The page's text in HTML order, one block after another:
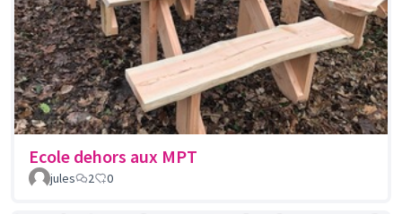
Ecole dehors aux MPT
jules 2 0